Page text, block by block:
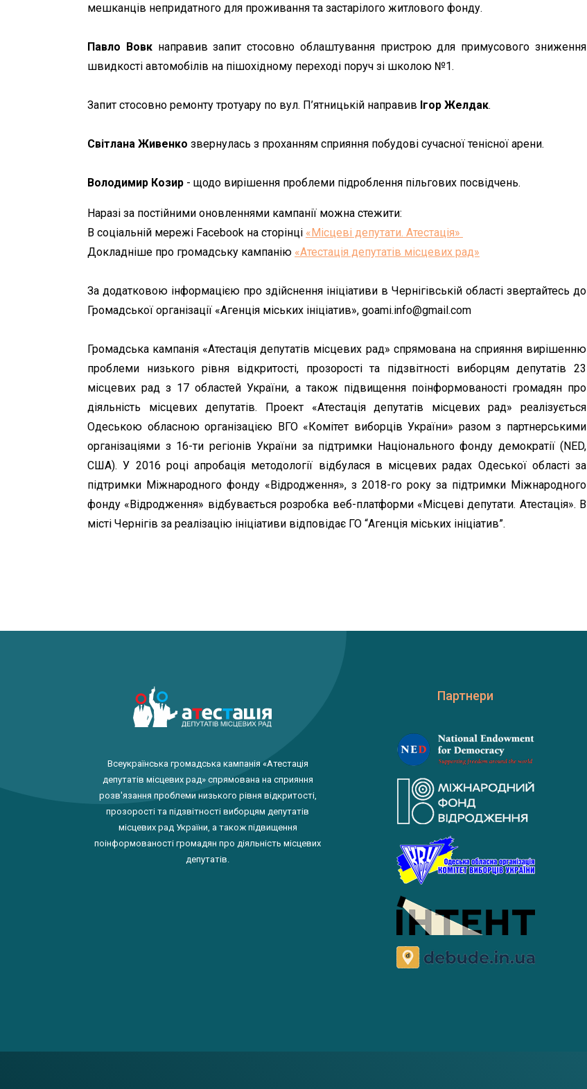
мешканців непридатного для проживання та застарілого житлового фонду.
Павло Вовкнаправив запит стосовно облаштування пристрою для примусового зниження
швидкості автомобілів на пішохідному переході поруч зі школою №1.
Запит стосовно ремонту тротуару по вул. П’ятницькій направив Ігор Желдак.
Світлана Живенко звернулась з проханням сприяння побудові сучасної тенісної арени.
Володимир Козир - щодо вирішення проблеми підроблення пільгових посвідчень.
Наразі за постійними оновленнями кампанії можна стежити:
В соціальній мережі Facebook на сторінці «Місцеві депутати. Атестація»
Докладніше про громадську кампанію «Атестація депутатів місцевих рад»
За додатковою інформацією про здійснення ініціативи в Чернігівській області звертайтесь до
Громадської організації «Агенція міських ініціатив», goami.info@gmail.com
Громадська кампанія «Атестація депутатів місцевих рад» спрямована на сприяння вирішенню
проблеми низького рівня відкритості, прозорості та підзвітності виборцям депутатів 23
місцевих рад з 17 областей України, а також підвищення поінформованості громадян про
діяльність місцевих депутатів. Проект «Атестація депутатів місцевих рад» реалізується
Одеською обласною організацією ВГО «Комітет виборців України» разом з партнерськими
організаціями з 16-ти регіонів України за підтримки Національного фонду демократії (NED,
США). У 2016 році апробація методології відбулася в місцевих радах Одеської області за
підтримки Міжнародного фонду «Відродження», з 2018-го року за підтримки Міжнародного
фонду «Відродження» відбувається розробка веб-платформи «Місцеві депутати. Атестація». В
місті Чернігів за реалізацію ініціативи відповідає ГО “Агенція міських ініціатив”.
Всеукраїнська громадська кампанія «Атестація
депутатів місцевих рад» спрямована на сприяння
розв'язання проблеми низького рівня відкритості,
прозорості та підзвітності виборцям депутатів
місцевих рад України, а також підвищення
поінформованості громадян про діяльність місцевих
депутатів.
Партнери